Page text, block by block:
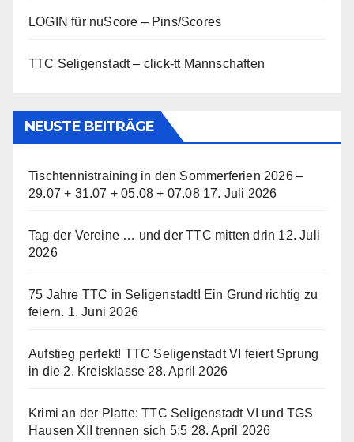
LOGIN für nuScore – Pins/Scores
TTC Seligenstadt – click-tt Mannschaften
NEUSTE BEITRÄGE
Tischtennistraining in den Sommerferien 2026 –
29.07 + 31.07 + 05.08 + 07.08 17. Juli 2026
Tag der Vereine … und der TTC mitten drin 12. Juli
2026
75 Jahre TTC in Seligenstadt! Ein Grund richtig zu
feiern. 1. Juni 2026
Aufstieg perfekt! TTC Seligenstadt VI feiert Sprung
in die 2. Kreisklasse 28. April 2026
Krimi an der Platte: TTC Seligenstadt VI und TGS
Hausen XII trennen sich 5:5 28. April 2026